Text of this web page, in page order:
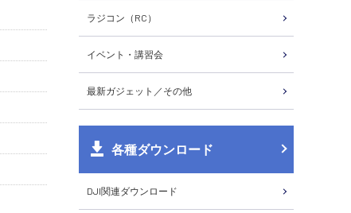
ラジコン（RC）
イベント・講習会
最新ガジェット／その他
各種ダウンロード
DJI関連ダウンロード